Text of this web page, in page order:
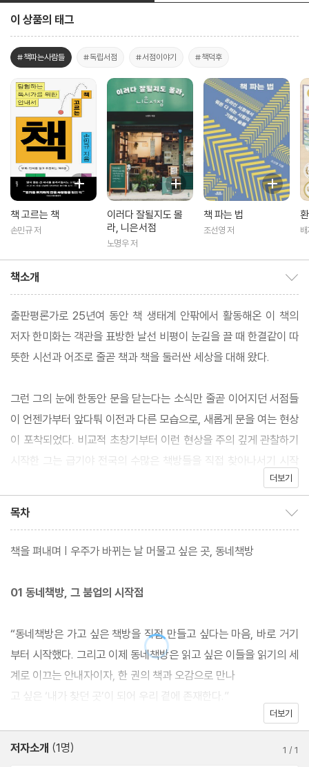
이 상품의 태그
#책파는사람들 #독립서점 #서점이야기 #책덕후
책 고르는 책
손민규 저
이러다 잘될지도 몰
라, 니은서점
노명우 저
책 파는 법
조선영 저
책소개
출판평론가로 25년여 동안 책 생태계 안팎에서 활동해온 이 책의
저자 한미화는 객관을 표방한 날선 비평이 눈길을 끌 때 한결같이 따
뜻한 시선과 어조로 줄곧 책과 책을 둘러싼 세상을 대해 왔다.
그런 그의 눈에 한동안 문을 닫는다는 소식만 줄곧 이어지던 서점들
이 언젠가부터 앞다퉈 이전과 다른 모습으로, 새롭게 문을 여는 현상
이 포착되었다. 비교적 초창기부터 이런 현상을 주의 깊게 관찰하기
시작한 그는 급기야 전국의 수많은 책방들을 직접 찾아나서기 시작
했고, 현장 취재와 수많은 동네책방 주인들과의 인터뷰는 기록으로
와 그 현상이 갖는 여러 의미에 대해 다루는 책을 완성하는 것은 얼
핏 자연스러워보였다.
그러나 막상 원고를 쓰다 보니 책방의 창업 붐보다는 생존을 둘러싼
태계 안에 존재하는, 개인의 열정과 노력만으로 해결이 불가능해보
이는 구조적인 문제들이 보이기 시작했다. 이렇게 하여 그가 쓰는 책
은 ‘동네책방 전성기’에서 ‘동네책방 생존 탐구’로 그 방향을 달리하
더보기
목차
책을 펴내며 | 우주가 바뀌는 날 머물고 싶은 곳, 동네책방
01 동네책방, 그 붐업의 시작점
“동네책방은 가고 싶은 책방을 직접 만들고 싶다는 마음, 바로 거기
부터 시작했다. 그리고 이제 동네책방은 읽고 싶은 이들을 읽기의 세
계로 이끄는 안내자이자, 한 권의 책과 오감으로 만나
고 싶은 ‘내가 찾던 곳’이 되어 우리 곁에 존재한다.”
더보기
저자소개 (1명) 1 /1